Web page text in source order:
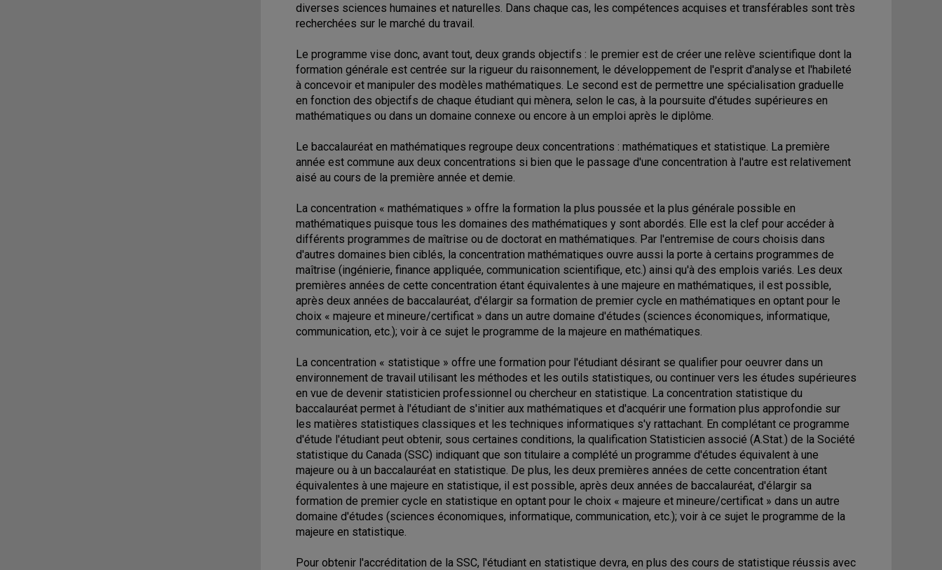
diverses sciences humaines et naturelles. Dans chaque cas, les compétences acquises et transférables sont très
recherchées sur le marché du travail.
Le programme vise donc, avant tout, deux grands objectifs : le premier est de créer une relève scientifique dont la
formation générale est centrée sur la rigueur du raisonnement, le développement de l'esprit d'analyse et l'habileté
à concevoir et manipuler des modèles mathématiques. Le second est de permettre une spécialisation graduelle
en fonction des objectifs de chaque étudiant qui mènera, selon le cas, à la poursuite d'études supérieures en
mathématiques ou dans un domaine connexe ou encore à un emploi après le diplôme.
Le baccalauréat en mathématiques regroupe deux concentrations : mathématiques et statistique. La première
année est commune aux deux concentrations si bien que le passage d'une concentration à l'autre est relativement
aisé au cours de la première année et demie.
La concentration « mathématiques » offre la formation la plus poussée et la plus générale possible en
mathématiques puisque tous les domaines des mathématiques y sont abordés. Elle est la clef pour accéder à
différents programmes de maîtrise ou de doctorat en mathématiques. Par l'entremise de cours choisis dans
d'autres domaines bien ciblés, la concentration mathématiques ouvre aussi la porte à certains programmes de
maîtrise (ingénierie, finance appliquée, communication scientifique, etc.) ainsi qu'à des emplois variés. Les deux
premières années de cette concentration étant équivalentes à une majeure en mathématiques, il est possible,
après deux années de baccalauréat, d'élargir sa formation de premier cycle en mathématiques en optant pour le
choix « majeure et mineure/certificat » dans un autre domaine d'études (sciences économiques, informatique,
communication, etc.); voir à ce sujet le programme de la majeure en mathématiques.
La concentration « statistique » offre une formation pour l'étudiant désirant se qualifier pour oeuvrer dans un
environnement de travail utilisant les méthodes et les outils statistiques, ou continuer vers les études supérieures
en vue de devenir statisticien professionnel ou chercheur en statistique. La concentration statistique du
baccalauréat permet à l'étudiant de s'initier aux mathématiques et d'acquérir une formation plus approfondie sur
les matières statistiques classiques et les techniques informatiques s'y rattachant. En complétant ce programme
d'étude l'étudiant peut obtenir, sous certaines conditions, la qualification Statisticien associé (A.Stat.) de la Société
statistique du Canada (SSC) indiquant que son titulaire a complété un programme d'études équivalent à une
majeure ou à un baccalauréat en statistique. De plus, les deux premières années de cette concentration étant
équivalentes à une majeure en statistique, il est possible, après deux années de baccalauréat, d'élargir sa
formation de premier cycle en statistique en optant pour le choix « majeure et mineure/certificat » dans un autre
domaine d'études (sciences économiques, informatique, communication, etc.); voir à ce sujet le programme de la
majeure en statistique.
Pour obtenir l'accréditation de la SSC, l'étudiant en statistique devra, en plus des cours de statistique réussis avec